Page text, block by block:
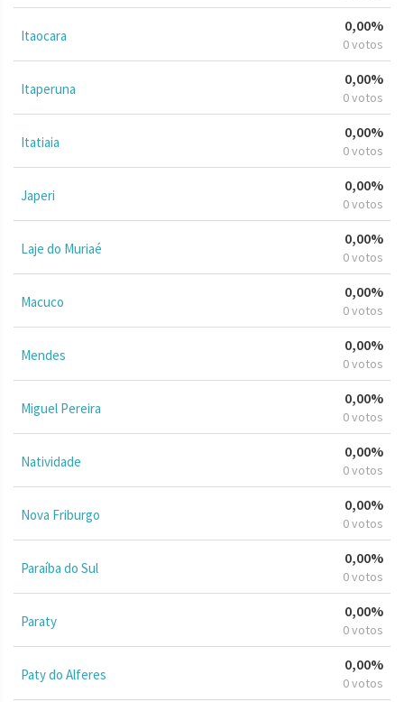
Itaocara
0,00%
0 votos
Itaperuna
0,00%
0 votos
Itatiaia
0,00%
0 votos
Japeri
0,00%
0 votos
Laje do Muriaé
0,00%
0 votos
Macuco
0,00%
0 votos
Mendes
0,00%
0 votos
Miguel Pereira
0,00%
0 votos
Natividade
0,00%
0 votos
Nova Friburgo
0,00%
0 votos
Paraíba do Sul
0,00%
0 votos
Paraty
0,00%
0 votos
Paty do Alferes
0,00%
0 votos